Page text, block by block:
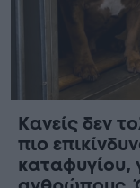
Κανείς δεν
πιο
καταφυγίου,